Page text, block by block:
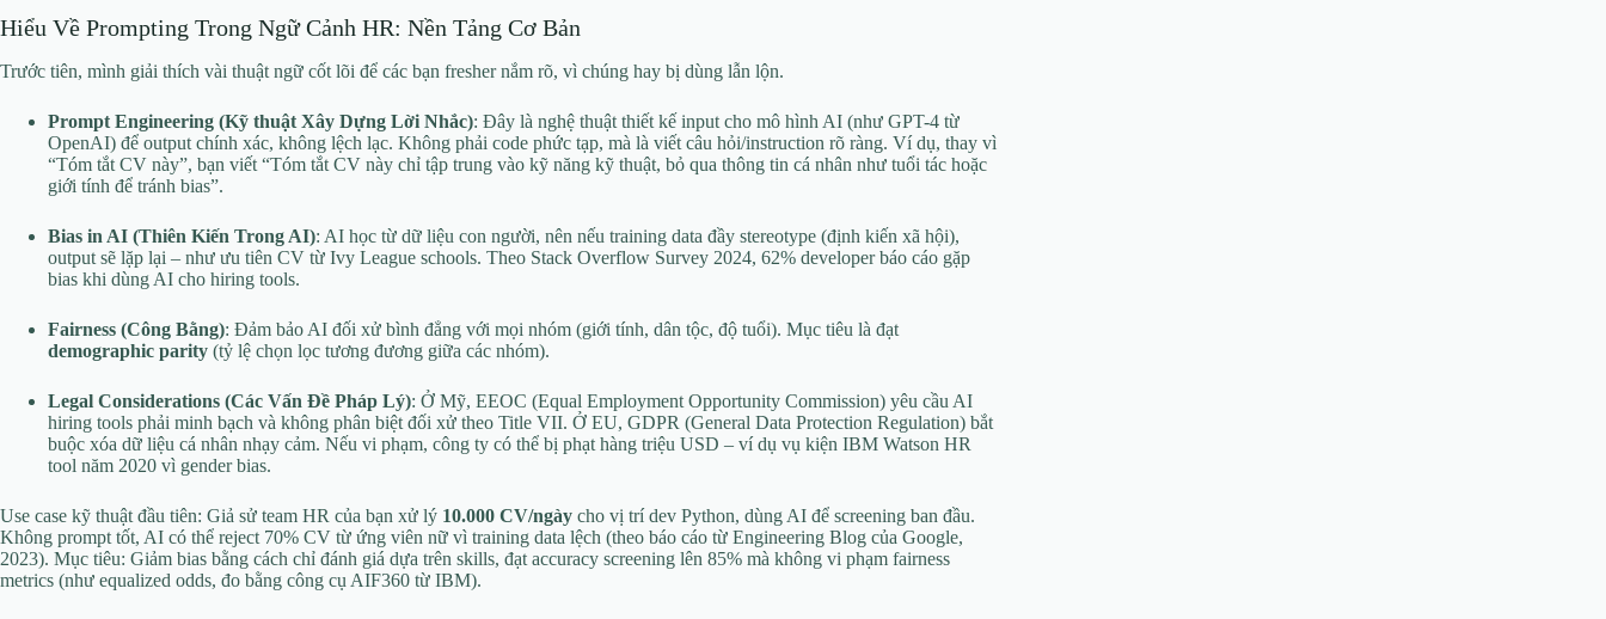
Hiểu Về Prompting Trong Ngữ Cảnh HR: Nền Tảng Cơ Bản
Trước tiên, mình giải thích vài thuật ngữ cốt lõi để các bạn fresher nắm rõ, vì chúng hay bị dùng lẫn lộn.
Prompt Engineering (Kỹ thuật Xây Dựng Lời Nhắc): Đây là nghệ thuật thiết kế input cho mô hình AI (như GPT-4 từ
OpenAI) để output chính xác, không lệch lạc. Không phải code phức tạp, mà là viết câu hỏi/instruction rõ ràng. Ví dụ, thay vì
“Tóm tắt CV này”, bạn viết “Tóm tắt CV này chỉ tập trung vào kỹ năng kỹ thuật, bỏ qua thông tin cá nhân như tuổi tác hoặc
giới tính để tránh bias”.
Bias in AI (Thiên Kiến Trong AI): AI học từ dữ liệu con người, nên nếu training data đầy stereotype (định kiến xã hội),
output sẽ lặp lại – như ưu tiên CV từ Ivy League schools. Theo Stack Overflow Survey 2024, 62% developer báo cáo gặp
bias khi dùng AI cho hiring tools.
Fairness (Công Bằng): Đảm bảo AI đối xử bình đẳng với mọi nhóm (giới tính, dân tộc, độ tuổi). Mục tiêu là đạt
demographic parity (tỷ lệ chọn lọc tương đương giữa các nhóm).
Legal Considerations (Các Vấn Đề Pháp Lý): Ở Mỹ, EEOC (Equal Employment Opportunity Commission) yêu cầu AI
hiring tools phải minh bạch và không phân biệt đối xử theo Title VII. Ở EU, GDPR (General Data Protection Regulation) bắt
buộc xóa dữ liệu cá nhân nhạy cảm. Nếu vi phạm, công ty có thể bị phạt hàng triệu USD – ví dụ vụ kiện IBM Watson HR
tool năm 2020 vì gender bias.
Use case kỹ thuật đầu tiên: Giả sử team HR của bạn xử lý 10.000 CV/ngày cho vị trí dev Python, dùng AI để screening ban đầu.
Không prompt tốt, AI có thể reject 70% CV từ ứng viên nữ vì training data lệch (theo báo cáo từ Engineering Blog của Google,
2023). Mục tiêu: Giảm bias bằng cách chỉ đánh giá dựa trên skills, đạt accuracy screening lên 85% mà không vi phạm fairness
metrics (như equalized odds, đo bằng công cụ AIF360 từ IBM).